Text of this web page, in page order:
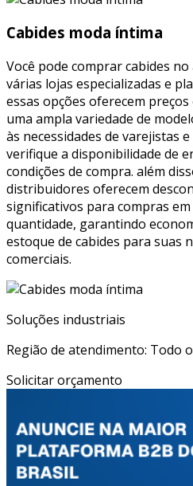
Cabides moda íntima
Você pode comprar cabides no
várias lojas especializadas e
essas opções oferecem
uma ampla variedade de
às necessidades de varejistas
verifique a disponibilidade de
condições de compra. além
distribuidores oferecem
significativos para compras
quantidade, garantindo
estoque de cabides para suas
comerciais.
Soluções industriais
Região de atendimento: Todo
Solicitar orçamento